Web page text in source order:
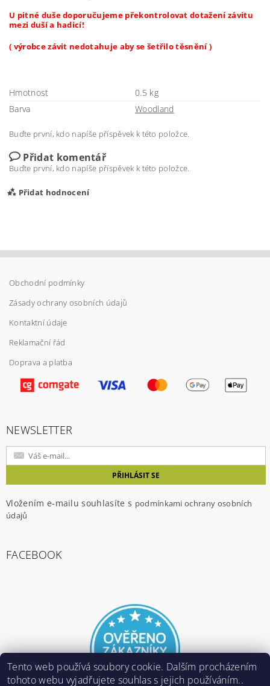
U pitné duše doporučujeme překontrolovat dotažení závitu
mezi duší a hadicí!
( výrobce závit nedotahuje aby se šetřilo těsnění )
Hmotnost
0.5 kg
Barva
Woodland
Buďte první, kdo napíše příspěvek k této položce.
Přidat komentář
Buďte první, kdo napíše příspěvek k této položce.
Přidat hodnocení
Vložením hodnocení souhlasíte spodmínkami
ochrany osobních údajů
Obchodní podmínky
Zásady ochrany osobních údajů
Kontaktní údaje
Reklamační řád
Doprava a platba
NEWSLETTER
Vložením e-mailu souhlasíte s podmínkami ochrany osobních
údajů
FACEBOOK
Tento web používá soubory cookie. Dalším procházením
tohoto webu vyjadřujete souhlas s jejich používáním..